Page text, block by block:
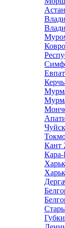
Керчь
Кант
Кара-